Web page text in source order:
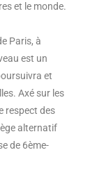
et le monde.
Paris, à
est un
et
Axé sur les
respect des
alternatif
de 6ème-